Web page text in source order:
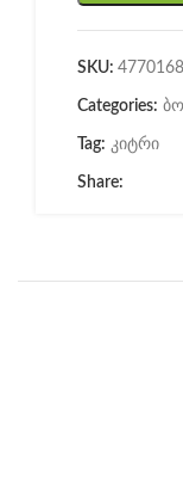
SKU:
Categories:
Tag: კიტრი
Share: